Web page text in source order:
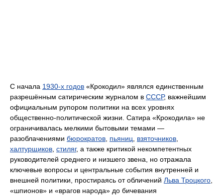
С начала 1930-х годов «Крокодил» являлся единственным
разрешённым сатирическим журналом в СССР, важнейшим
официальным рупором политики на всех уровнях
общественно-политической жизни. Сатира «Крокодила» не
ограничивалась мелкими бытовыми темами —
разоблачениями бюрократов пьяниц взяточников
халтурщиков стиляг, а также критикой некомпетентных
руководителей среднего и низшего звена, но отражала
ключевые вопросы и центральные события внутренней и
внешней политики, простираясь от обличений Льва Троцкого
«шпионов» и «врагов народа» до бичевания